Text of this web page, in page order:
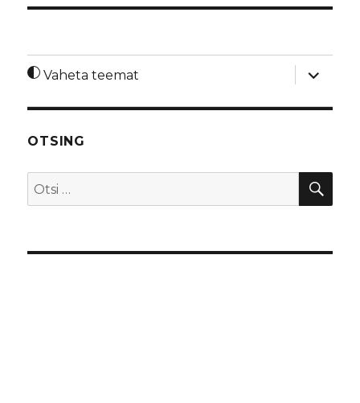
Vaheta teemat
laienda
OTSING
Otsi: